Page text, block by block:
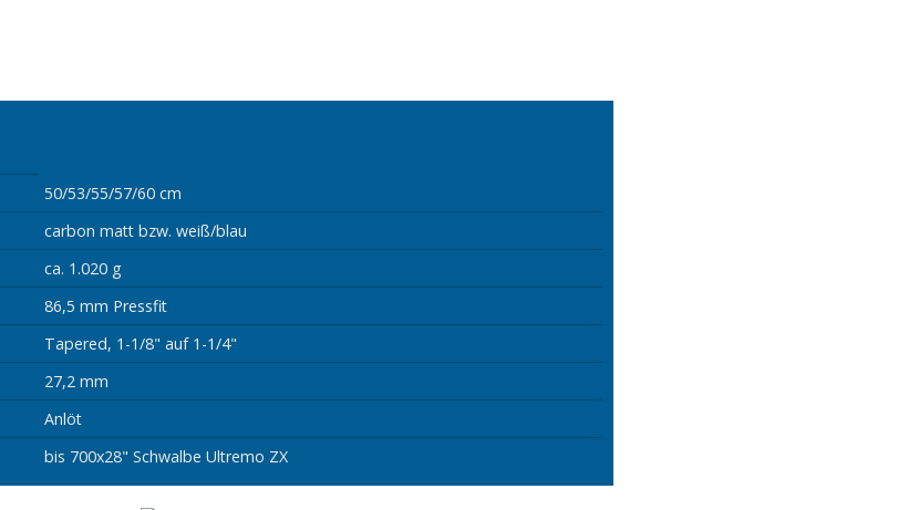
50/53/55/57/60 cm
carbon matt bzw. weiß/blau
ca. 1.020 g
86,5 mm Pressfit
Tapered, 1-1/8" auf 1-1/4"
27,2 mm
Anlöt
bis 700x28" Schwalbe Ultremo ZX